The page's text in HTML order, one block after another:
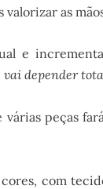
as
e
vai depender
peças
com